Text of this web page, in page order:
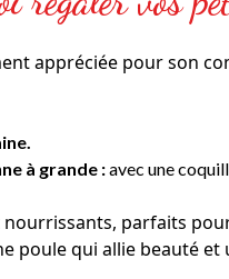
appréciée pour son
à grande :avec une
parfaits
poule qui allie beauté